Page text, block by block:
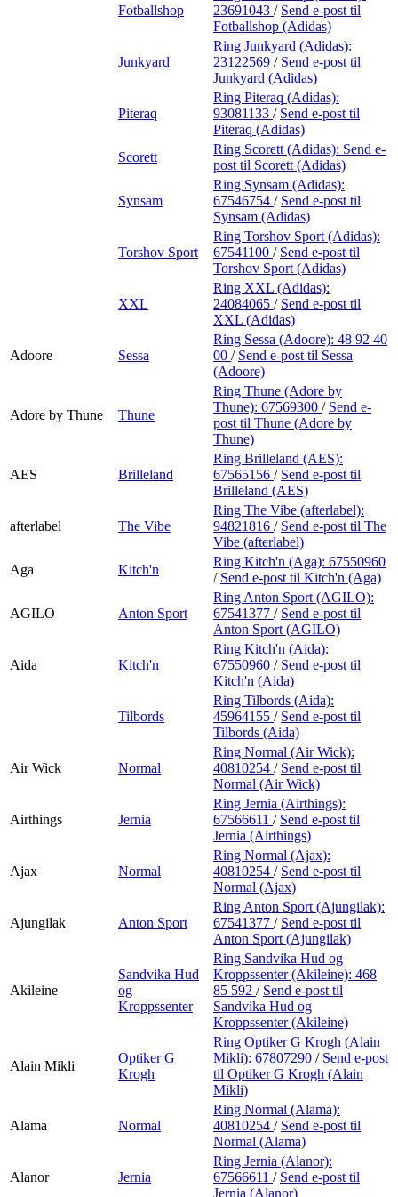
Fotballshop
23691043 / Send e-post til
Fotballshop (Adidas)
Junkyard
Ring Junkyard (Adidas):
23122569 / Send e-post til
Junkyard (Adidas)
Piteraq
Ring Piteraq (Adidas):
93081133 / Send e-post til
Piteraq (Adidas)
Scorett
Ring Scorett (Adidas): Send e-
post til Scorett (Adidas)
Synsam
Ring Synsam (Adidas):
67546754 / Send e-post til
Synsam (Adidas)
Torshov Sport
Ring Torshov Sport (Adidas):
67541100 / Send e-post til
Torshov Sport (Adidas)
XXL
Ring XXL (Adidas):
24084065 / Send e-post til
XXL (Adidas)
Adoore Sessa
Ring Sessa (Adoore): 48 92 40
00 / Send e-post til Sessa
(Adoore)
Adore by Thune Thune
Ring Thune (Adore by
Thune): 67569300 / Send e-
post til Thune (Adore by
Thune)
AES Brilleland
Ring Brilleland (AES):
67565156 / Send e-post til
Brilleland (AES)
afterlabel The Vibe
Ring The Vibe (afterlabel):
94821816 / Send e-post til The
Vibe (afterlabel)
Aga
Kitch'n
Ring Kitch'n (Aga): 67550960
/ Send e-post til Kitch'n (Aga)
AGILO Anton Sport
Ring Anton Sport (AGILO):
67541377 / Send e-post til
Anton Sport (AGILO)
Aida Kitch'n
Ring Kitch'n (Aida):
67550960 / Send e-post til
Kitch'n (Aida)
Tilbords
Ring Tilbords (Aida):
45964155 / Send e-post til
Tilbords (Aida)
Air Wick Normal
Ring Normal (Air Wick):
40810254 / Send e-post til
Normal (Air Wick)
Airthings Jernia
Ring Jernia (Airthings):
67566611 / Send e-post til
Jernia (Airthings)
Ajax Normal
Ring Normal (Ajax):
40810254 / Send e-post til
Normal (Ajax)
Ajungilak Anton Sport
Ring Anton Sport (Ajungilak):
67541377 / Send e-post til
Anton Sport (Ajungilak)
Akileine
Sandvika Hud
og
Kroppssenter
Ring Sandvika Hud og
Kroppssenter (Akileine): 468
85 592 / Send e-post til
Sandvika Hud og
Kroppssenter (Akileine)
Alain Mikli
Optiker G
Krogh
Ring Optiker G Krogh (Alain
Mikli): 67807290 / Send e-post
til Optiker G Krogh (Alain
Mikli)
Alama Normal
Ring Normal (Alama):
40810254 / Send e-post til
Normal (Alama)
Alanor Jernia
Ring Jernia (Alanor):
67566611 / Send e-post til
Jernia (Alanor)